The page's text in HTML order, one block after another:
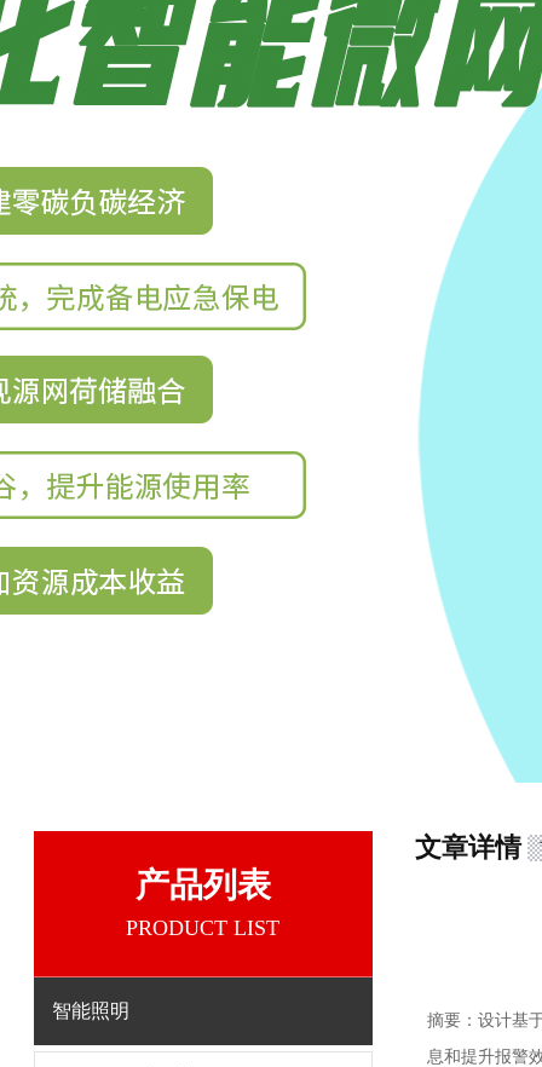
产品列表
PRODUCT LIST
智能照明
文章详情
摘要：设计基
息和提升报警